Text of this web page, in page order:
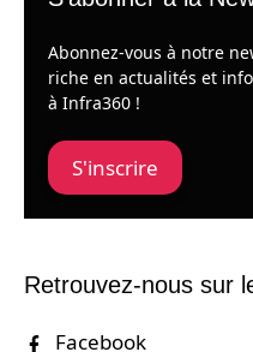
Abonnez-vous à notre
riche en actualités et
à Infra360 !
S'inscrire
Retrouvez-nous sur
Facebook